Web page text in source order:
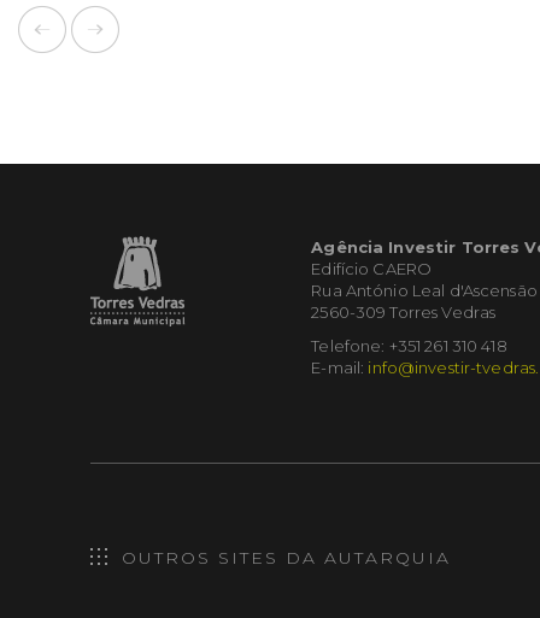
Agência Investir Torres
Edifício CAERO
Rua António Leal d'Ascensão
2560-309 Torres Vedras
Telefone: +351 261 310 418
E-mail: info@investir-
OUTROS SITES DA AUTARQUIA